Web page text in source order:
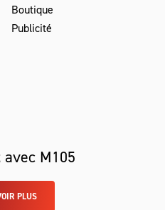
Boutique
Publicité
avec M105
PLUS